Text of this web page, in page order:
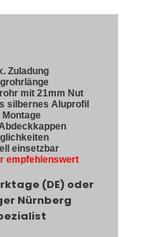
Zuladung
mit 21mm Nut
silbernes Aluprofil
Montage
einsetzbar
empfehlenswert
(DE) oder
Nürnberg